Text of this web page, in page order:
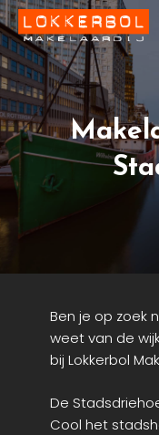
Ben je op zoek
weet van de
bij Lokkerbol
De
Cool het